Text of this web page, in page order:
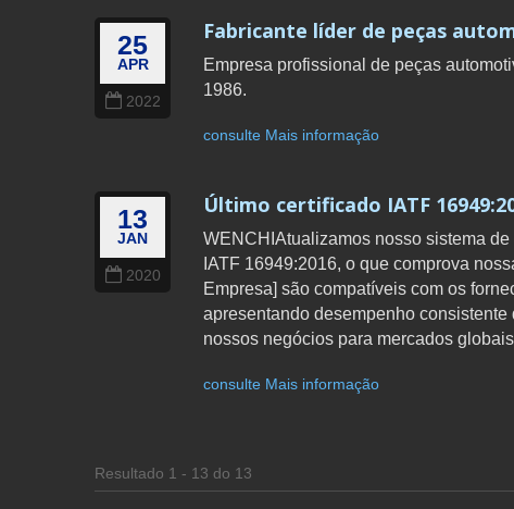
25
APR
2022
Fabricante líder de peças
Empresa profissional de peças
1986.
consulte Mais informação
13
JAN
2020
Último certificado IATF
WENCHIAtualizamos nosso sistema
IATF 16949:2016, o que comprova
Empresa] são compatíveis com os
apresentando desempenho
nossos negócios para mercados
consulte Mais informação
Resultado 1 - 13 do 13